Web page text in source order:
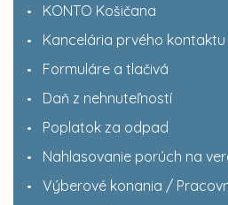
KONTO Košičana
Kancelária prvého kontaktu
Formuláre a tlačivá
Daň z nehnuteľností
Poplatok za odpad
Nahlasovanie porúch na
Výberové konania /